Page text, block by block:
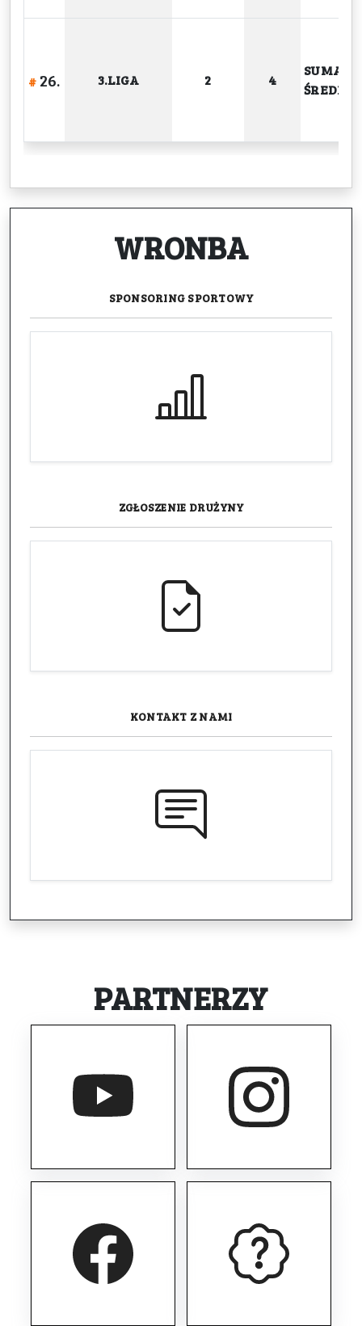
# 26. 3.LIGA 2 4
SUMA
ŚREDNIA
WRONBA
SPONSORING SPORTOWY
ZGŁOSZENIE DRUŻYNY
KONTAKT Z NAMI
PARTNERZY